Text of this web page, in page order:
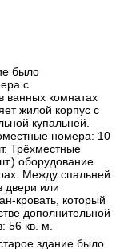
было
с
ванных комнатах
жилой корпус с
купальней.
номера: 10
Трёхместные
оборудование
Между спальней
двери или
кровать, который
дополнительной
56 кв. м.
здание было